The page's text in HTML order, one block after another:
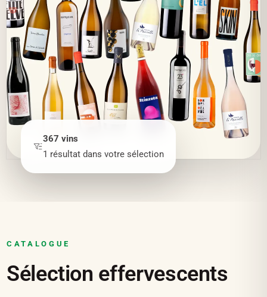
367 vins
1 résultat dans votre sélection
CATALOGUE
Sélection effervescents